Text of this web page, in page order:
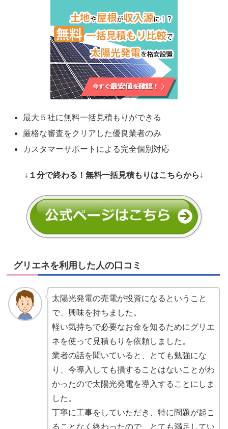
最大５社に無料一括見積もりができる
厳格な審査をクリアした優良業者のみ
カスタマーサポートによる完全個別対応
↓１分で終わる！無料一括見積もりはこちらから↓
グリエネを利用した人の口コミ
太陽光発電の売電が投資になるということ
で、興味を持ちました。
軽い気持ちで必要なお金を知るためにグリエ
ネを使って見積もりを依頼しました。
業者の話を聞いていると、とても勉強にな
り、今導入しても損することはないことがわ
かったので太陽光発電を導入することにしま
した。
丁寧に工事をしていただき、特に問題が起こ
ることなく終わったので、とても満足してい